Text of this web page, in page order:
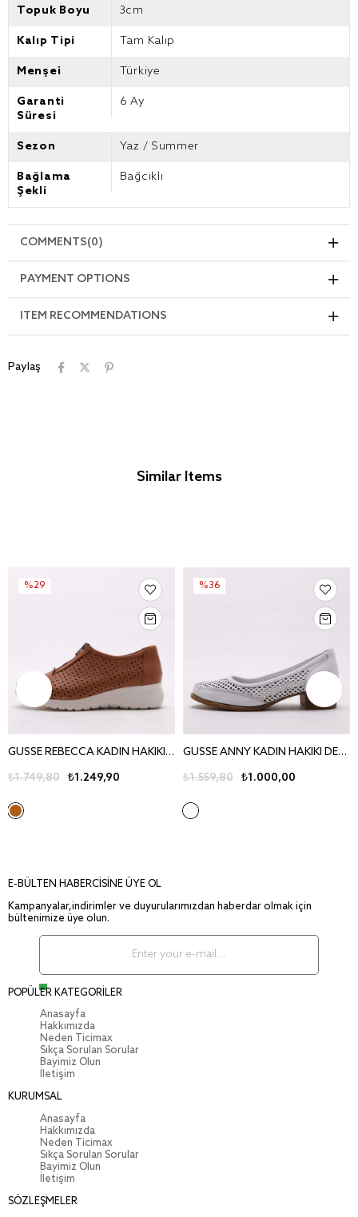
Topuk Boyu 3cm
Kalıp Tipi Tam Kalıp
Menşei Türkiye
Garanti
Süresi
6 Ay
Sezon Yaz / Summer
Bağlama
Şekli
Bağcıklı
COMMENTS(0)
PAYMENT OPTIONS
ITEM RECOMMENDATIONS
Paylaş
Similar Items
GUSSE REBECCA KADIN HAKIKI DERI AYAKKABI 440
₺1.249,90
₺1.749,80
%29
GUSSE ANNY KADIN HAKIKI DERI AYAKKABI 420
₺1.000,00
₺1.559,80
%36
E-BÜLTEN HABERCİSİNE ÜYE OL
Kampanyalar,indirimler ve duyurularımızdan haberdar olmak için
bültenimize üye olun.
POPÜLER KATEGORİLER
Anasayfa
Hakkımızda
Neden Ticimax
Sıkça Sorulan Sorular
Bayimiz Olun
İletişim
KURUMSAL
Anasayfa
Hakkımızda
Neden Ticimax
Sıkça Sorulan Sorular
Bayimiz Olun
İletişim
SÖZLEŞMELER